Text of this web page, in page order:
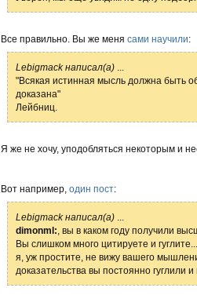
Все правильно. Вы же меня сами научили:
Lebigmack написал(а)
"Всякая истинная мысль должна быть
доказана"
Лейбниц.
Я же не хочу, уподобляться некоторым и
Вот например, один пост:
Lebigmack написал(а)
dimonml: , вы в каком году получили
Вы слишком много цитируете и
я, уж простите, не вижу вашего
доказательства вы постоянно гуглили